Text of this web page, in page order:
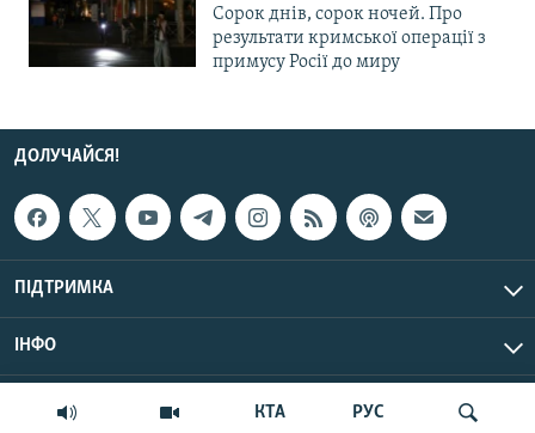
КТА РУС
Сорок днів, сорок ночей. Про
результати кримської операції з
примусу Росії до миру
ДОЛУЧАЙСЯ!
ПІДТРИМКА
ІНФО
© Крим.Реалії, 2026 | Усі права застережено.